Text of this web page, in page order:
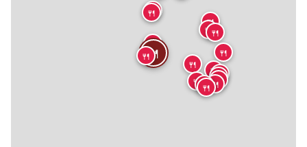
🍴
🍴
🍴
🍴
🍴
🍴🍴
🍴
🍴
🍴
🍴
🍴
🍴
🍴
🍴
🍴
🍴
🍴